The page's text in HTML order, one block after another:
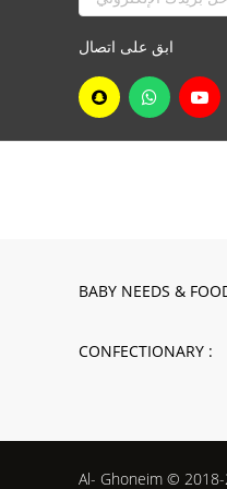
ابق على اتصال
BABY NEEDS &
CONFECTIONARY :
Al- Ghoneim ©